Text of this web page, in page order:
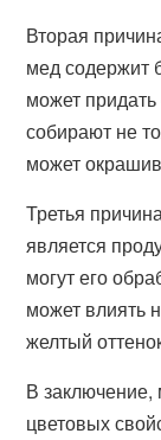
Вторая
мед содержит
может
собирают не
может
Третья
является
могут его
может влиять
желтый
В
цветовых